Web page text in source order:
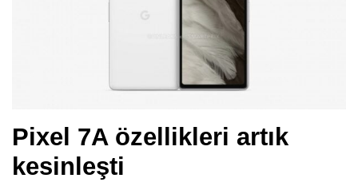
Pixel 7A özellikleri artık
kesinleşti